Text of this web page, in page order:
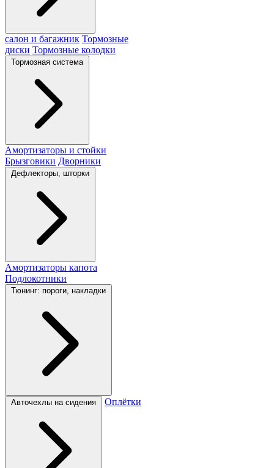
салон и багажник Тормозные
диски Тормозные колодки
Тормозная система
Амортизаторы и стойки
Брызговики Дворники
Дефлекторы, шторки
Амортизаторы капота
Подлокотники
Тюнинг: пороги, накладки
Авточехлы на сидения Оплётки